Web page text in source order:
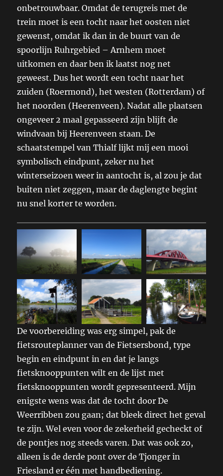
onbetrouwbaar. Omdat de terugreis met de
trein moet is een tocht naar het oosten niet
gewenst, omdat ik dan in de buurt van de
spoorlijn Ruhrgebied – Arnhem moet
uitkomen en daar ben ik laatst nog net
geweest. Dus het wordt een tocht naar het
zuiden (Roermond), het westen (Rotterdam) of
het noorden (Heerenveen). Nadat alle plaatsen
ongeveer 2 maal gepasseerd zijn blijft de
windvaan bij Heerenveen staan. De
schaatstempel van Thialf lijkt mij een mooi
symbolisch eindpunt, zeker nu het
winterseizoen weer in aantocht is, al zou je dat
buiten niet zeggen, maar de daglengte begint
nu snel korter te worden.
De voorbereiding was erg simpel, pak de
fietsrouteplanner van de Fietsersbond, type
begin en eindpunt in en dat je langs
fietsknooppunten wilt en de lijst met
fietsknooppunten wordt gepresenteerd. Mijn
enigste wens was dat de tocht door De
Weerribben zou gaan; dat bleek direct het geval
te zijn. Wel even voor de zekerheid gecheckt of
de pontjes nog steeds varen. Dat was ook zo,
alleen is de derde pont over de Tjonger in
Friesland er één met handbediening.